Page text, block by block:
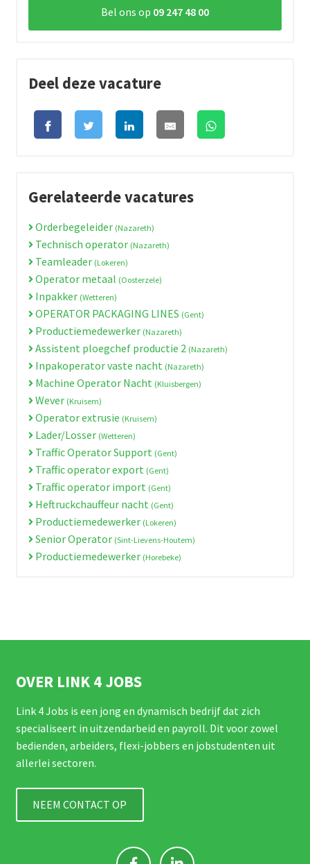
Bel ons op 09 247 48 00
Deel deze vacature
Gerelateerde vacatures
Orderbegeleider (Nazareth)
Technisch operator (Nazareth)
Teamleader (Lokeren)
Operator metaal (Oosterzele)
Inpakker (Wetteren)
OPERATOR PACKAGING LINES (Gent)
Productiemedewerker (Nazareth)
Assistent ploegchef productie 2 (Nazareth)
Inpakoperator vaste nacht (Nazareth)
Machine Operator Nacht (Kluisbergen)
Wever (Kruisem)
Operator extrusie (Kruisem)
Lader/Losser (Wetteren)
Traffic Operator Support (Gent)
Traffic operator export (Gent)
Traffic operator import (Gent)
Heftruckchauffeur nacht (Gent)
Productiemedewerker (Lokeren)
Senior Operator (Sint-Lievens-Houtem)
Productiemedewerker (Horebeke)
OVER LINK 4 JOBS
Link 4 Jobs is een jong en dynamisch bedrijf dat zich
specialiseert in uitzendarbeid en payroll. Dit voor zowel
bedienden, arbeiders, flexi-jobbers en jobstudenten uit
allerlei sectoren.
NEEM CONTACT OP